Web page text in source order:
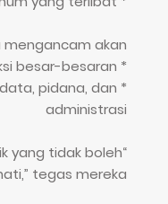
mengancam akan:
* Menggelar aksi besar-besaran
pidana, dan
administrasi
yang tidak boleh
tegas mereka.